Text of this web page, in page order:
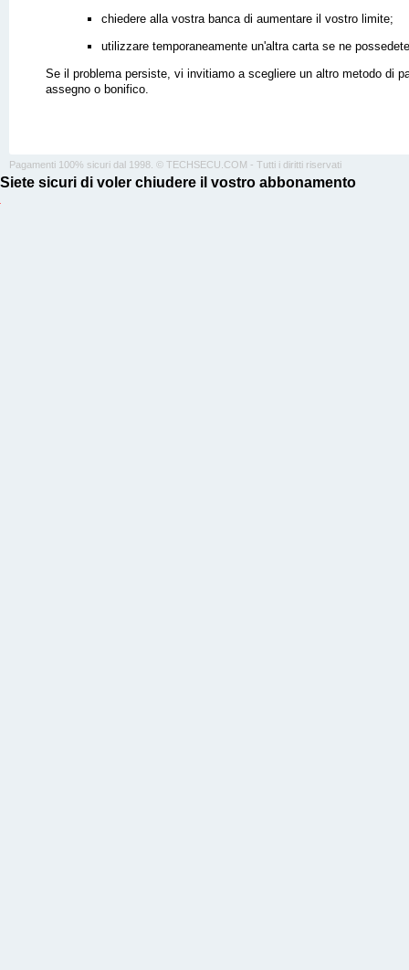
chiedere alla vostra banca di aumentare il vostro limite;
utilizzare temporaneamente un'altra carta se ne
Se il problema persiste, vi invitiamo a scegliere un altro metodo di
assegno o bonifico.
Pagamenti 100% sicuri dal 1998. © TECHSECU.COM - Tutti i diritti riservati
Siete sicuri di voler chiudere il vostro abbonamento